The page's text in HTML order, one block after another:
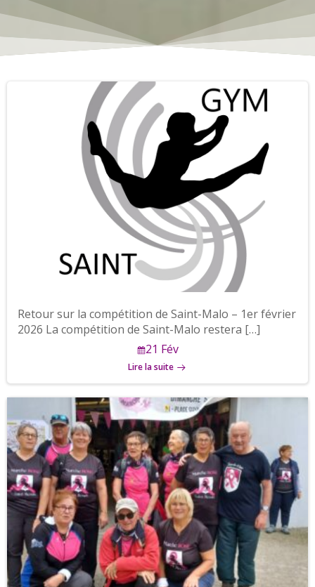
Retour sur la compétition de Saint-Malo – 1er février
2026 La compétition de Saint-Malo restera […]
21 Fév
Lire la suite